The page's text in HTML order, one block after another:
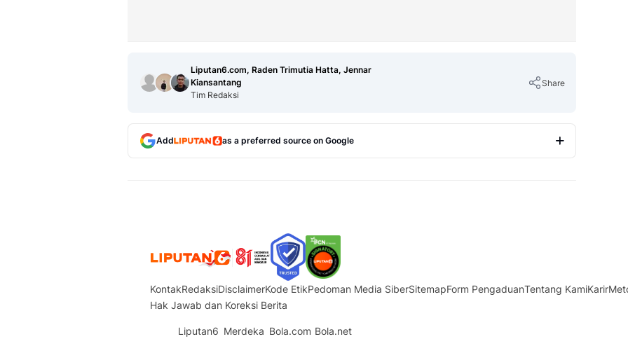
Liputan6.com, Raden Trimutia Hatta, Jennar
Kiansantang
Tim Redaksi
Share
Add as a preferred source on Google
KontakRedaksiDisclaimerKode EtikPedoman Media SiberSitemapForm PengaduanTentang KamiKarir
Hak Jawab dan Koreksi Berita
Liputan6 Merdeka Bola.com Bola.net